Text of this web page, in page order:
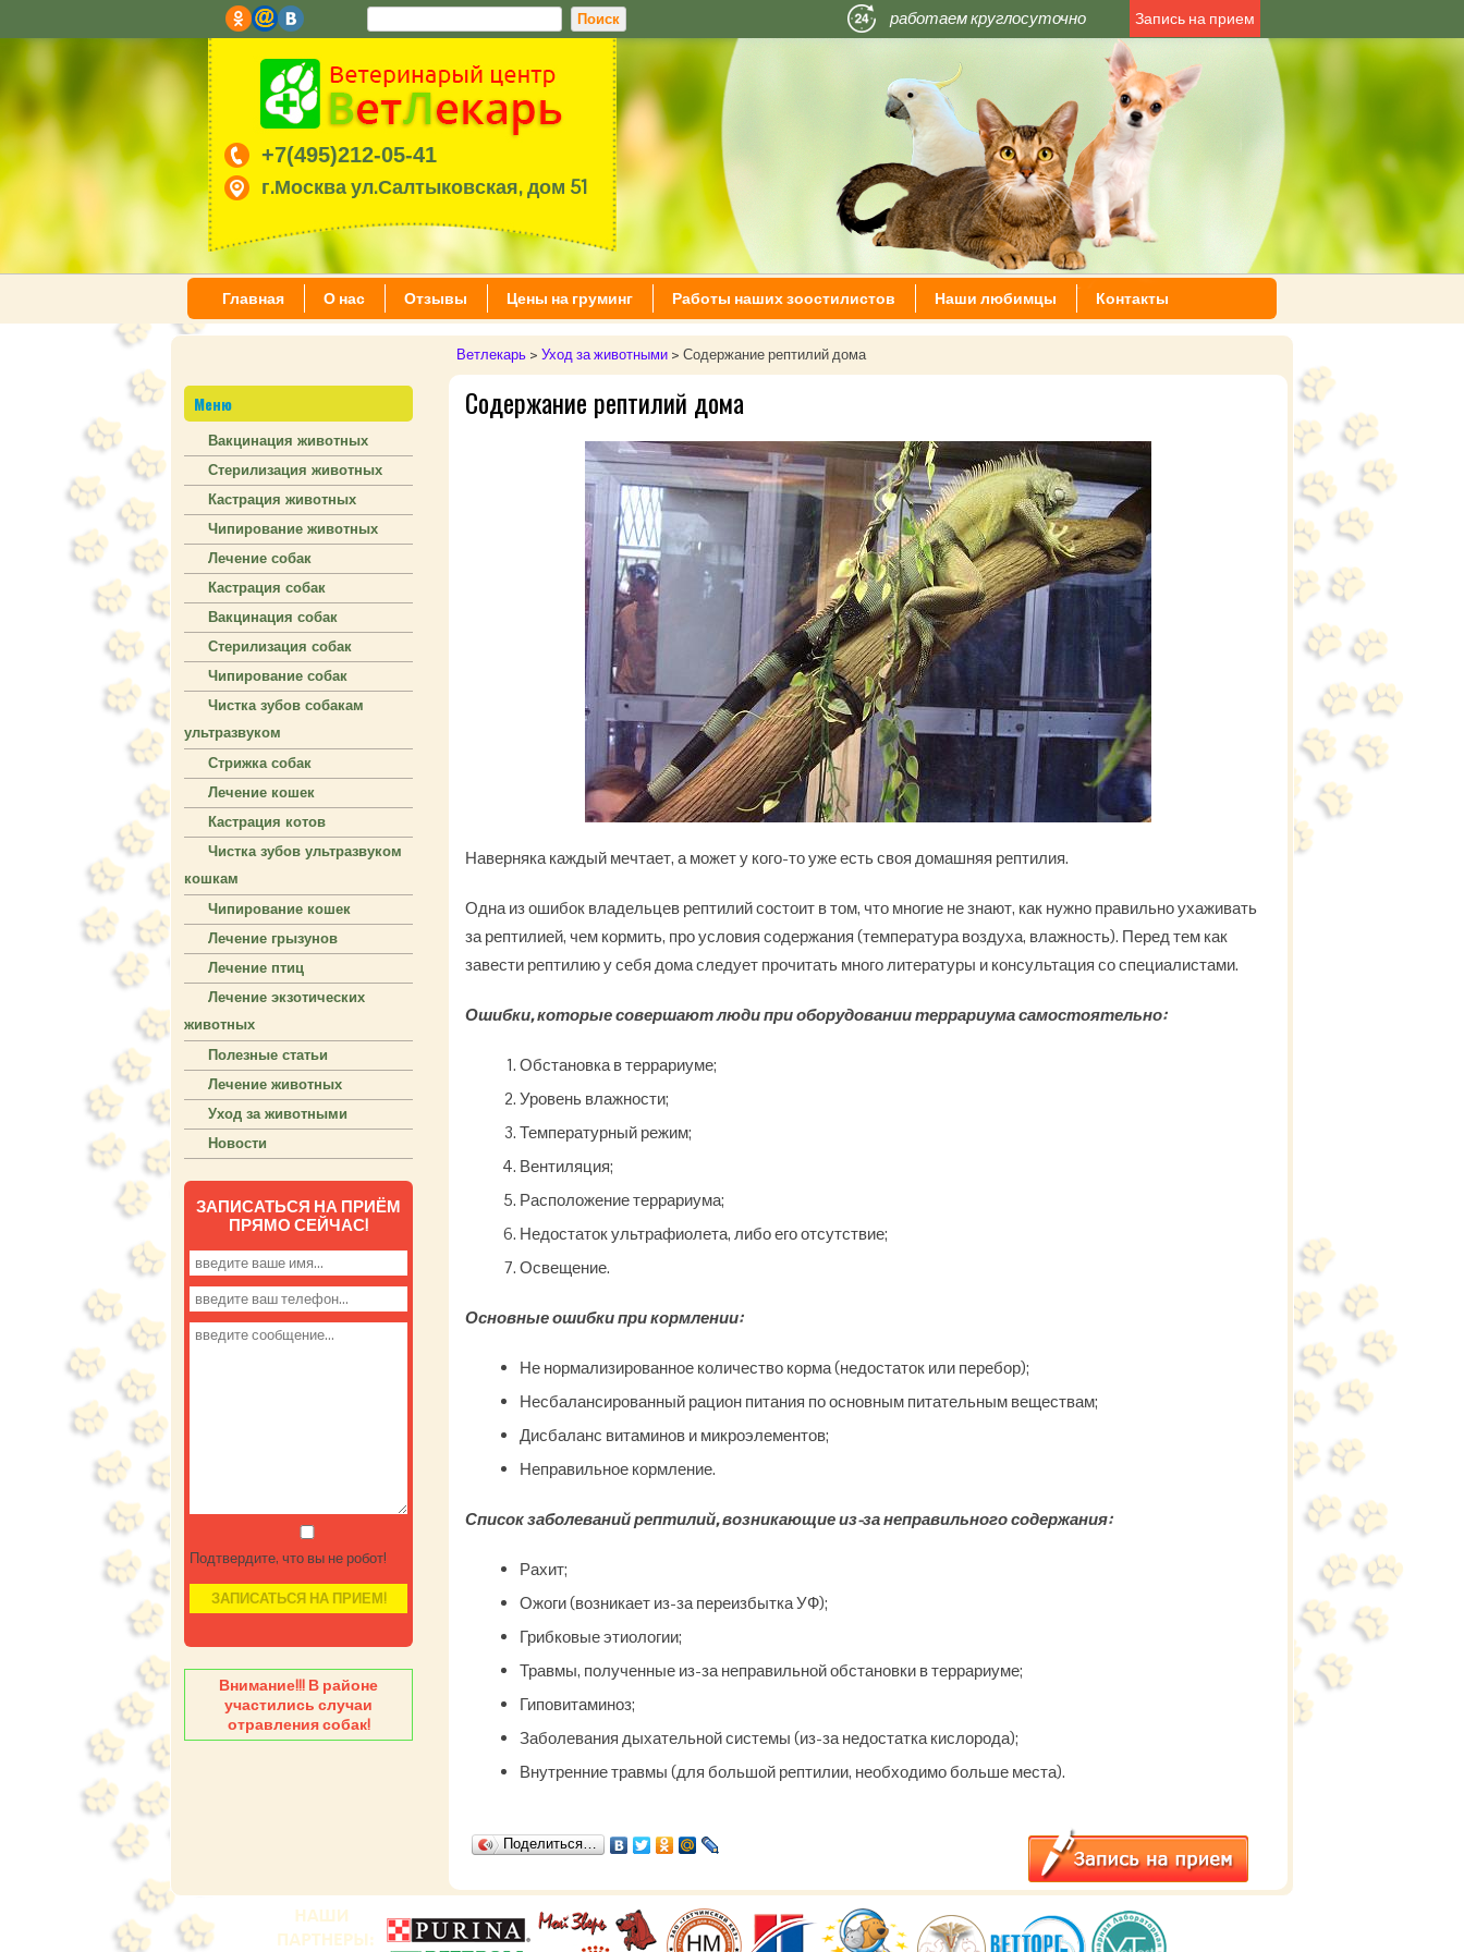
Запись на прием
работаем круглосуточно
+7(495)212-05-41
г.Москва ул.Салтыковская, дом 51
Главная О нас Отзывы Цены на груминг Работы наших зоостилистов Наши любимцы Контакты
Ветлекарь > Уход за животными > Содержание рептилий дома
Содержание рептилий дома
Наверняка каждый мечтает, а может у кого-то уже есть своя домашняя рептилия.
Одна из ошибок владельцев рептилий состоит в том, что многие не знают, как нужно правильно ухаживать
за рептилией, чем кормить, про условия содержания (температура воздуха, влажность). Перед тем как
завести рептилию у себя дома следует прочитать много литературы и консультация со специалистами.
Ошибки, которые совершают люди при оборудовании террариума самостоятельно:
Обстановка в террариуме;
Уровень влажности;
Температурный режим;
Вентиляция;
Расположение террариума;
Недостаток ультрафиолета, либо его отсутствие;
Освещение.
Основные ошибки при кормлении:
Не нормализированное количество корма (недостаток или перебор);
Несбалансированный рацион питания по основным питательным веществам;
Дисбаланс витаминов и микроэлементов;
Неправильное кормление.
Список заболеваний рептилий, возникающие из-за неправильного содержания:
Рахит;
Ожоги (возникает из-за переизбытка УФ);
Грибковые этиологии;
Травмы, полученные из-за неправильной обстановки в террариуме;
Гиповитаминоз;
Заболевания дыхательной системы (из-за недостатка кислорода);
Внутренние травмы (для большой рептилии, необходимо больше места).
Поделиться…
Меню
Вакцинация животных
Стерилизация животных
Кастрация животных
Чипирование животных
Лечение собак
Кастрация собак
Вакцинация собак
Стерилизация собак
Чипирование собак
Чистка зубов собакам
ультразвуком
Стрижка собак
Лечение кошек
Кастрация котов
Чистка зубов ультразвуком
кошкам
Чипирование кошек
Лечение грызунов
Лечение птиц
Лечение экзотических
животных
Полезные статьи
Лечение животных
Уход за животными
Новости
ЗАПИСАТЬСЯ НА ПРИЁМ
ПРЯМО СЕЙЧАС!
Подтвердите, что вы не робот!
Внимание!!! В районе
участились случаи
отравления собак!